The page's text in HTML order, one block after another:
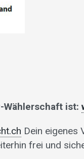
Wählerschaft ist:
Dein eigenes
frei und